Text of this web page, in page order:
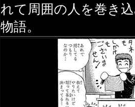
れて周囲の人を巻き
物語。